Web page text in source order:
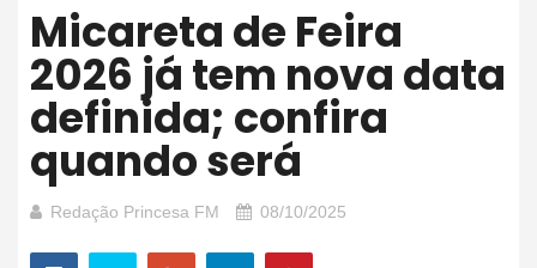
Micareta de Feira
2026 já tem nova data
definida; confira
quando será
Redação Princesa FM 08/10/2025